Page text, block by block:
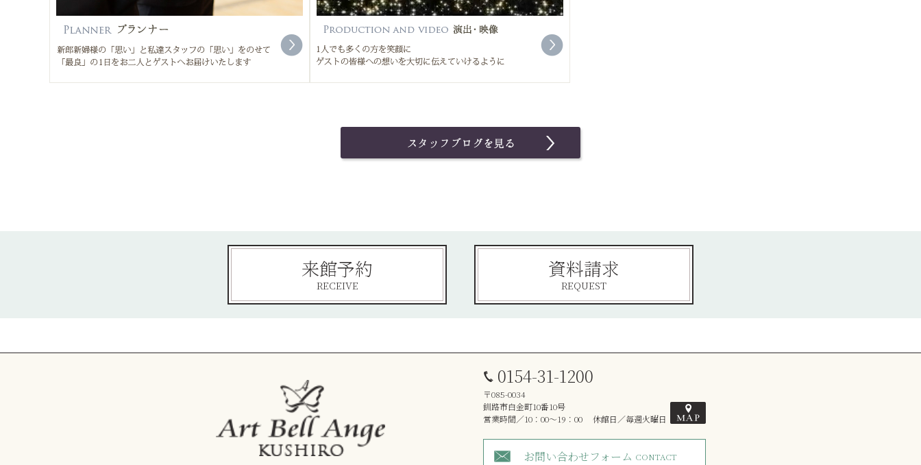
来館予約
RECEIVE
資料請求
REQUEST
0154-31-1200
〒085-0034
釧路市白金町10番10号
営業時間／10：00～19：00 休館日／毎週火曜日
お問い合わせフォーム CONTACT